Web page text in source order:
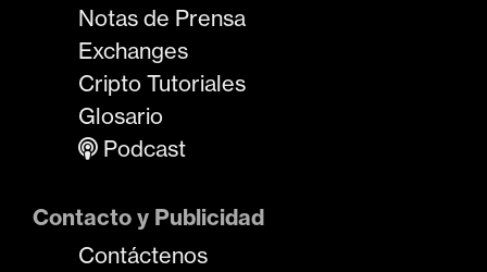
Notas de Prensa
Exchanges
Cripto Tutoriales
Glosario
Podcast
Contacto y Publicidad
Contáctenos